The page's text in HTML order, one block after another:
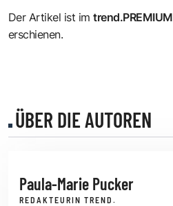
Der Artikel ist imtrend.PREMIUM
erschienen.
ÜBER DIE AUTOREN
Paula-Marie Pucker
REDAKTEURIN TREND.